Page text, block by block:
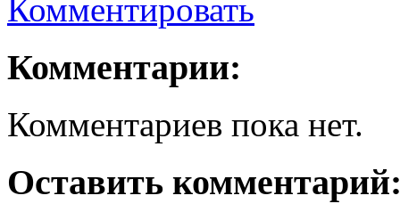
Комментировать
Комментарии:
Комментариев пока нет.
Оставить